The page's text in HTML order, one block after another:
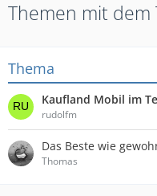
Themen mit dem
Thema
Kaufland Mobil im
rudolfm
Das Beste wie
Thomas